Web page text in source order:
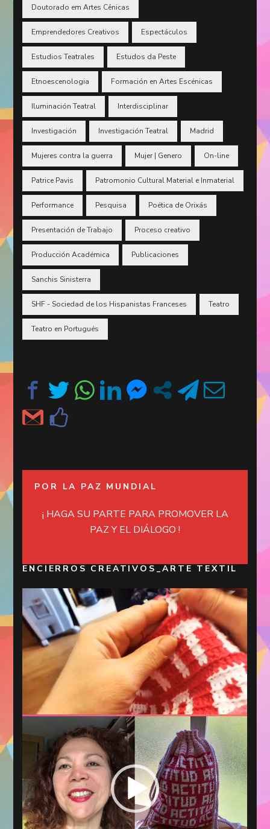
Doutorado em Artes Cênicas
Emprendedores Creativos Espectáculos
Estudios Teatrales Estudos da Peste
Etnoescenologia Formación en Artes Escénicas
Iluminación Teatral Interdisciplinar
Investigación Investigación Teatral Madrid
Mujeres contra la guerra Mujer | Genero On-line
Patrice Pavis Patromonio Cultural Material e Inmaterial
Performance Pesquisa Poética de Orixás
Presentación de Trabajo Proceso creativo
Producción Académica Publicaciones
Sanchis Sinisterra
SHF - Sociedad de los Hispanistas Franceses Teatro
Teatro en Portugués
POR LA PAZ MUNDIAL
¡ HAGA SU PARTE PARA PROMOVER LA
PAZ Y EL DIÁLOGO !
ENCIERROS CREATIVOS_ARTE TEXTIL
Reproductor
de
vídeo